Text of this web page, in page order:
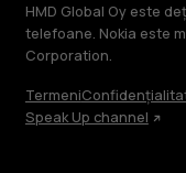
HMD Global Oy este
telefoane. Nokia este
Corporation.
Termeni
Speak Up channel